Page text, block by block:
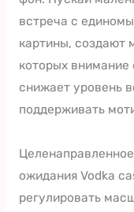
встреча с
картины, создают
которых
снижает уровень
поддерживать
ожидания Vodka
регулировать